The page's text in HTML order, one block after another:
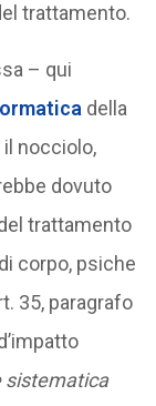
trattamento.
– qui
della
nocciolo,
dovuto
trattamento
corpo, psiche
35, paragrafo
sistematica